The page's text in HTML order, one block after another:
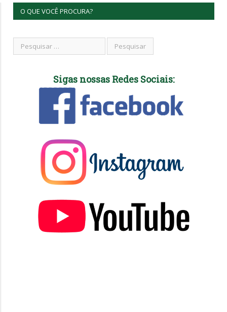
O QUE VOCÊ PROCURA?
Sigas nossas Redes Sociais: